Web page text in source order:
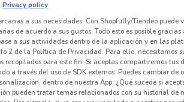
Privacy policy
a sus necesidades: Con Shopfully/Tiendeo puede
de acuerdo a sus gustos. Todo esto es posible gracias
a sus actividades dentro de la aplicación y en las
2 de la Política de Privacidad. Para ello, necesitamos
recopilados para este fin. Si aceptas compartiremos tus
a través del uso de SDK externos. Puedes cambiar de
dentro de nuestra App. ¿Qué sucede si
pueden tratar temas relacionados con su historial de